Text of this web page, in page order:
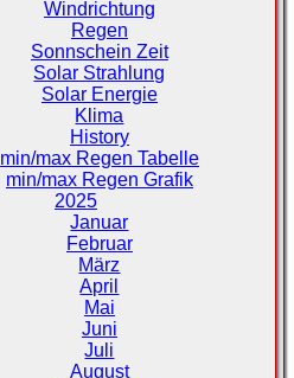
Windrichtung
Regen
Sonnschein Zeit
Solar Strahlung
Solar Energie
Klima
History
min/max Regen Tabelle
min/max Regen Grafik
2025
Januar
Februar
März
April
Mai
Juni
Juli
August